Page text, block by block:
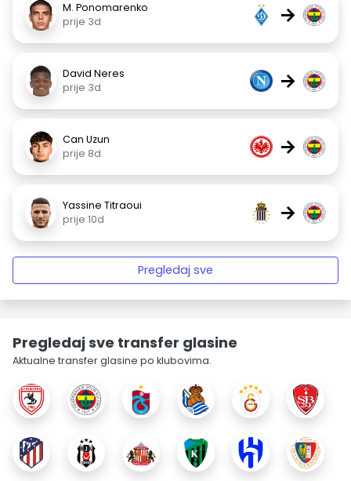
M. Ponomarenko
prije 3d
→
David Neres
prije 3d
→
Can Uzun
prije 8d
→
Yassine Titraoui
prije 10d
→
Pregledaj sve
Pregledaj sve transfer glasine
Aktualne transfer glasine po klubovima.